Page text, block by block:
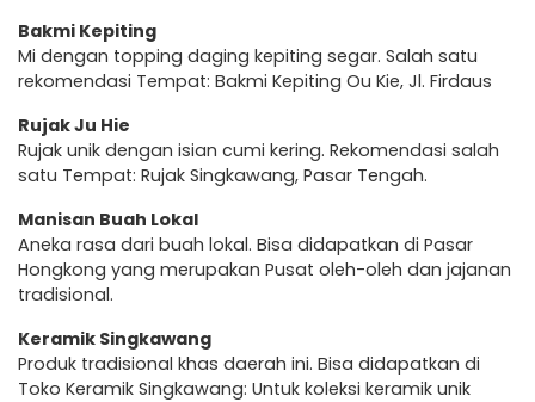
Bakmi Kepiting
Mi dengan topping daging kepiting segar. Salah satu
rekomendasi Tempat: Bakmi Kepiting Ou Kie, Jl. Firdaus
Rujak Ju Hie
Rujak unik dengan isian cumi kering. Rekomendasi salah
satu Tempat: Rujak Singkawang, Pasar Tengah.
Manisan Buah Lokal
Aneka rasa dari buah lokal. Bisa didapatkan di Pasar
Hongkong yang merupakan Pusat oleh-oleh dan jajanan
tradisional.
Keramik Singkawang
Produk tradisional khas daerah ini. Bisa didapatkan di
Toko Keramik Singkawang: Untuk koleksi keramik unik